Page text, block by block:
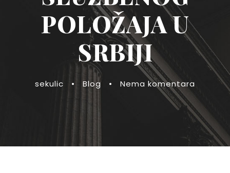
POLOŽAJA U
SRBIJI
sekulic • Blog • Nema komentara